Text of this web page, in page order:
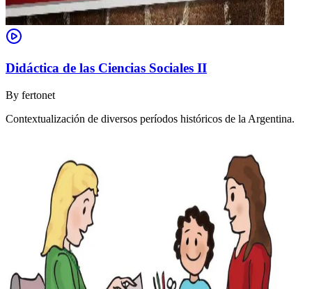
Didáctica de las Ciencias Sociales II
By fertonet
Contextualización de diversos períodos históricos de la Argentina.